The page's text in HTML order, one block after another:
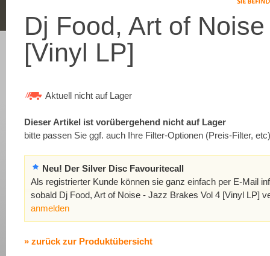
Dj Food, Art of
[Vinyl LP]
Aktuell nicht auf Lager
Dieser Artikel ist vorübergehend nicht auf Lager
bitte passen Sie ggf. auch Ihre Filter-Optionen (Preis-Filter,
Neu! Der Silver Disc Favouritecall
Als registrierter Kunde können sie ganz einfach per E-Mail
sobald Dj Food, Art of Noise - Jazz Brakes Vol 4 [Vinyl LP]
anmelden
» zurück zur Produktübersicht